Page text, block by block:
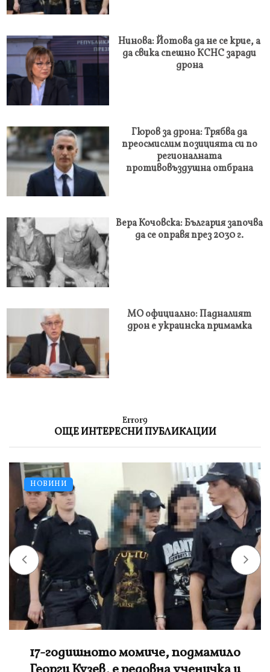
Нинова: Йотова да не се крие, а
да свика спешно КСНС заради
дрона
Гюров за дрона: Трябва да
преосмислим позицията си по
регионалната
противовъздушна отбрана
Вера Кочовска: България започва
да се оправя през 2030 г.
МО официално: Падналият
дрон е украинска примамка
Error9
ОЩЕ ИНТЕРЕСНИ ПУБЛИКАЦИИ
НОВИНИ
Нинова: Йотова да не се крие, а да свика